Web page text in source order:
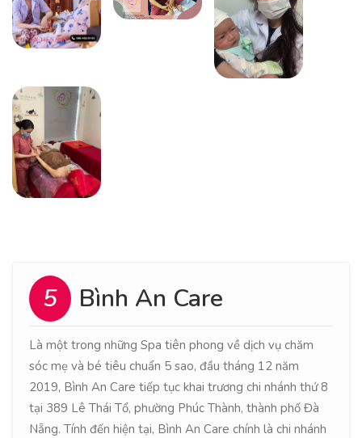
5 Bình An Care
Là một trong những Spa tiên phong về dịch vụ chăm
sóc mẹ và bé tiêu chuẩn 5 sao, đầu tháng 12 năm
2019, Bình An Care tiếp tục khai trương chi nhánh thứ 8
tại 389 Lê Thái Tổ, phường Phúc Thành, thành phố Đà
Nẵng. Tính đến hiện tại, Bình An Care chính là chi nhánh